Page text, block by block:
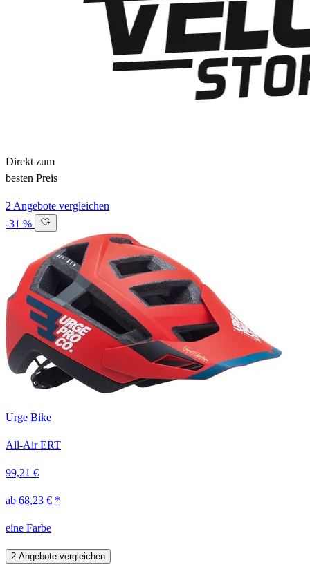
Direkt zum
besten Preis
2 Angebote vergleichen
-31 %
Urge Bike
All-Air ERT
99,21 €
ab 68,23 € *
eine Farbe
2 Angebote vergleichen